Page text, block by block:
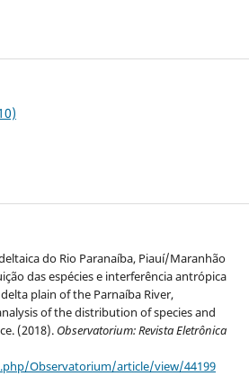
do Rio Paranaíba, Piauí/Maranhão
das espécies e interferência antrópica
plain of the Parnaíba River,
of the distribution of species and
(2018). Observatorium: Revista Eletrônica
Observatorium/article/view/44199